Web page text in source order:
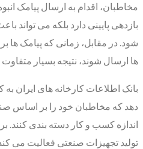
مخاطبان، اقدام به ارسال پیامک
بازدهی پایینی دارد بلکه می تواند
شود. در مقابل، زمانی که پیامک ها
ها ارسال شوند، نتیجه بسیار متفاوت
بانک اطلاعات کارخانه های ایران
دهد که مخاطبان خود را بر اساس
اندازه کسب و کار دسته بندی کنند.
تولید تجهیزات صنعتی فعالیت می